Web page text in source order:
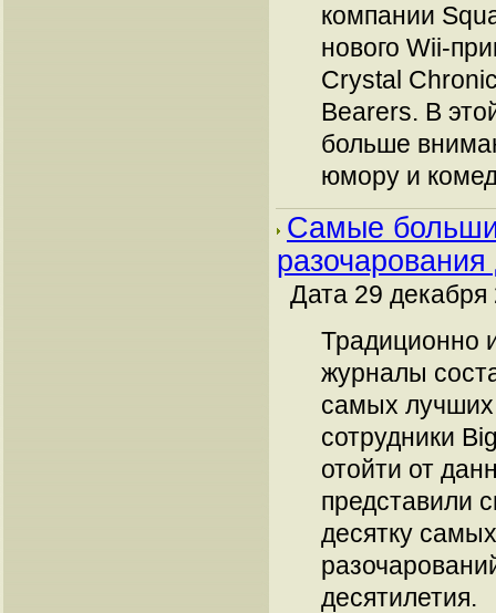
компании
нового Wii-
Crystal
Bearers. В
больше
юмору и
Самые
Дата 29 декабря
Традиционно
журналы
самых лучших
сотрудники
отойти от
представили
десятку
десятилетия.